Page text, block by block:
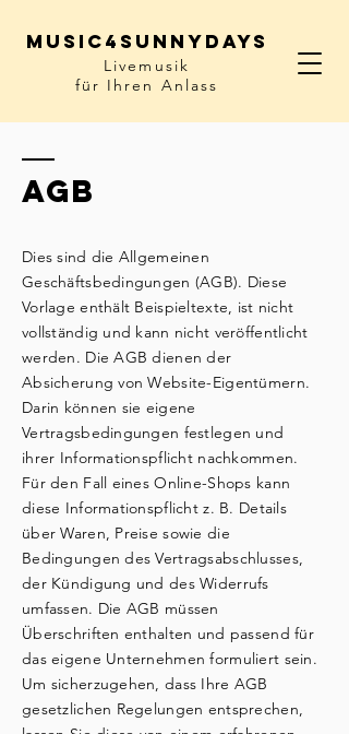
Music4sunnydays
Livemusik
für Ihren Anlass
AGB
Dies sind die Allgemeinen
Geschäftsbedingungen (AGB). Diese
Vorlage enthält Beispieltexte, ist nicht
vollständig und kann nicht veröffentlicht
werden. Die AGB dienen der
Absicherung von Website-Eigentümern.
Darin können sie eigene
Vertragsbedingungen festlegen und
ihrer Informationspflicht nachkommen.
Für den Fall eines Online-Shops kann
diese Informationspflicht z. B. Details
über Waren, Preise sowie die
Bedingungen des Vertragsabschlusses,
der Kündigung und des Widerrufs
umfassen. Die AGB müssen
Überschriften enthalten und passend für
das eigene Unternehmen formuliert sein.
Um sicherzugehen, dass Ihre AGB
gesetzlichen Regelungen entsprechen,